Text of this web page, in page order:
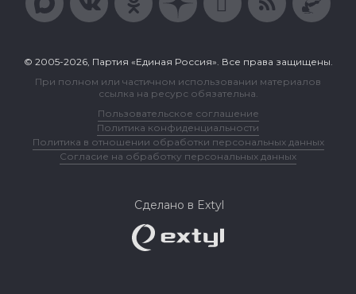
© 2005-2026, Партия «Единая Россия». Все права защищены.
При полном или частичном использовании материалов
ссылка на ресурс обязательна.
Пользовательское соглашение
Политика конфиденциальности
Политика в отношении обработки персональных данных
Согласие на обработку персональных данных
Сделано в Extyl